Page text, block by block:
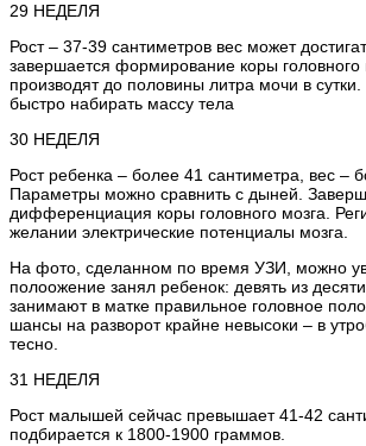
29 НЕДЕЛЯ
Рост – 37-39 сантиметров вес может
завершается формирование коры головного
производят до половины литра мочи в
быстро набирать массу тела
30 НЕДЕЛЯ
Рост ребенка – более 41 сантиметра, вес –
Параметры можно сравнить с дыней.
дифференциация коры головного мозга.
желании электрические потенциалы мозга.
На фото, сделанном по время УЗИ, можно
полоожение занял ребенок: девять из
занимают в матке правильное головное
шансы на разворот крайне невысоки – в
тесно.
31 НЕДЕЛЯ
Рост малышей сейчас превышает 41-42
подбирается к 1800-1900 граммов.